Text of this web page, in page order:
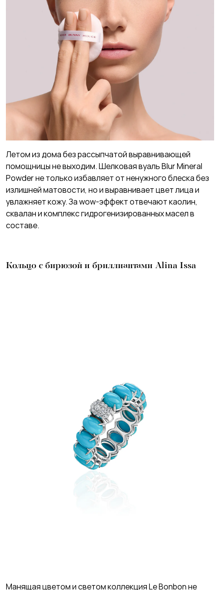
Летом из дома без рассыпчатой выравнивающей
помощницы не выходим. Шелковая вуаль Blur Mineral
Powder не только избавляет от ненужного блеска без
излишней матовости, но и выравнивает цвет лица и
увлажняет кожу. За wow-эффект отвечают каолин,
сквалан и комплекс гидрогенизированных масел в
составе.
Кольцо с бирюзой и бриллиантами Alina Issa
Манящая цветом и светом коллекция Le Bonbon не